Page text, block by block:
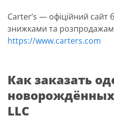
Carter’s — офіційний сайт
знижками та
https://www.carters.com
Как заказать
LLC